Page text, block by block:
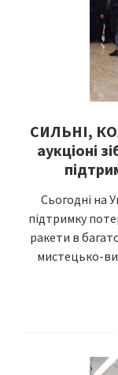
СИЛЬНІ,
аукціоні
Сьогодні на
підтримку
ракети в
мистецько-